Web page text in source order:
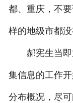
都、重庆，不
样的地级市都没
郝宪生当即
集信息的工作
分布概况，尽